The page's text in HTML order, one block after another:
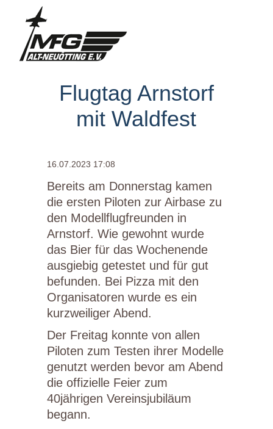
Flugtag Arnstorf
mit Waldfest
16.07.2023 17:08
Bereits am Donnerstag kamen
die ersten Piloten zur Airbase zu
den Modellflugfreunden in
Arnstorf. Wie gewohnt wurde
das Bier für das Wochenende
ausgiebig getestet und für gut
befunden. Bei Pizza mit den
Organisatoren wurde es ein
kurzweiliger Abend.
Der Freitag konnte von allen
Piloten zum Testen ihrer Modelle
genutzt werden bevor am Abend
die offizielle Feier zum
40jährigen Vereinsjubiläum
begann.